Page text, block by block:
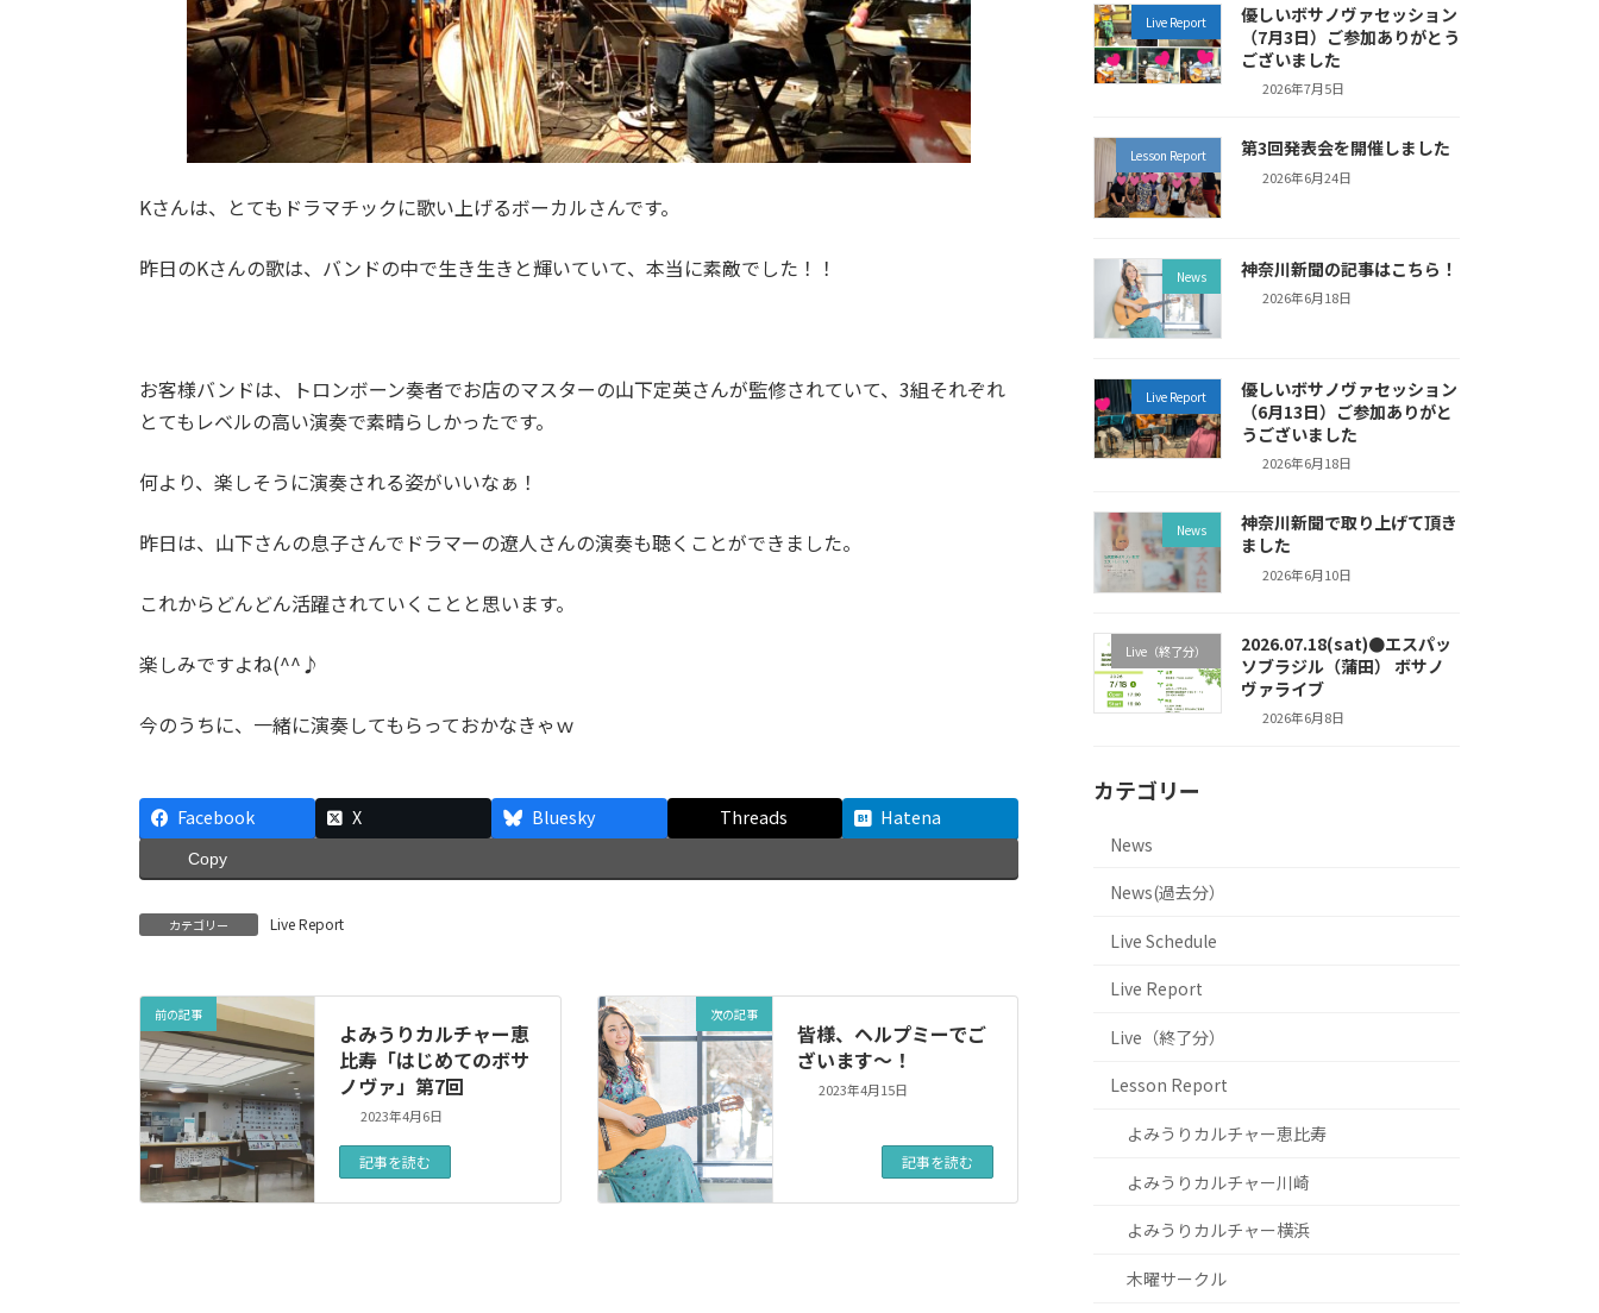
Kさんは、とてもドラマチックに歌い上げるボーカルさんです。
昨日のKさんの歌は、バンドの中で生き生きと輝いていて、本当に素敵でした！！
お客様バンドは、トロンボーン奏者でお店のマスターの山下定英さんが監修されていて、3組それぞれ
とてもレベルの高い演奏で素晴らしかったです。
何より、楽しそうに演奏される姿がいいなぁ！
昨日は、山下さんの息子さんでドラマーの遼人さんの演奏も聴くことができました。
これからどんどん活躍されていくことと思います。
楽しみですよね(^^♪
今のうちに、一緒に演奏してもらっておかなきゃｗ
Facebook X Bluesky Threads Hatena
Copy
カテゴリー Live Report
前の記事
よみうりカルチャー恵
比寿「はじめてのボサ
ノヴァ」第7回
2023年4月6日
記事を読む
次の記事
皆様、ヘルプミーでご
ざいます～！
2023年4月15日
記事を読む
Live Report
優しいボサノヴァセッション
（7月3日）ご参加ありがとう
ございました
2026年7月5日
Lesson Report 第3回発表会を開催しました
2026年6月24日
News 神奈川新聞の記事はこちら！
2026年6月18日
Live Report
優しいボサノヴァセッション
（6月13日）ご参加ありがと
うございました
2026年6月18日
News
神奈川新聞で取り上げて頂き
ました
2026年6月10日
Live（終了分）
2026.07.18(sat)●エスパッ
ソブラジル（蒲田） ボサノ
ヴァライブ
2026年6月8日
カテゴリー
News
News(過去分）
Live Schedule
Live Report
Live（終了分）
Lesson Report
よみうりカルチャー恵比寿
よみうりカルチャー川崎
よみうりカルチャー横浜
木曜サークル